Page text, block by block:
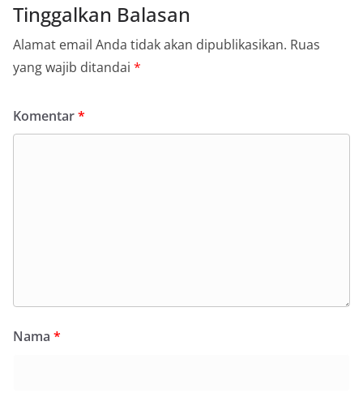
Tinggalkan Balasan
Alamat email Anda tidak akan dipublikasikan. Ruas
yang wajib ditandai *
Komentar*
Nama *